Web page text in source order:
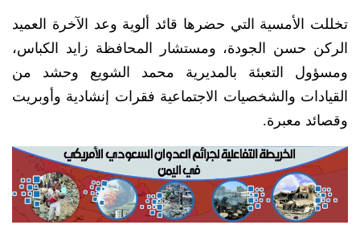
تخللت الأمسية التي حضرها قائد ألوية وعد الآخرة العميد
الركن حسن الجودة، ومستشار المحافظة زايد الكباس،
ومسؤول التعبئة بالمديرية محمد الشويع وحشد من
القيادات والشخصيات الاجتماعية فقرات إنشادية وأوبريت
وقصائد معبرة.